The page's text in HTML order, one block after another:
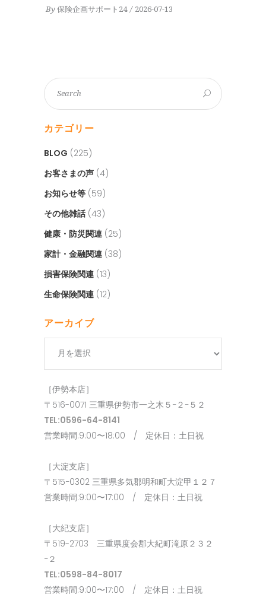
By 保険企画サポート24 2026-07-13
カテゴリー
BLOG (225)
お客さまの声 (4)
お知らせ等 (59)
その他雑話(43)
健康・防災関連 (25)
家計・金融関連 (38)
損害保険関連 (13)
生命保険関連 (12)
アーカイブ
イ
ブ
［伊勢本店］
〒516-0071 三重県伊勢市一之木５−２−５２
TEL:0596-64-8141
営業時間:9:00〜18:00 / 定休日：土日祝
［大淀支店］
〒515−0302 三重県多気郡明和町大淀甲１２７
営業時間:9:00〜17:00 / 定休日：土日祝
［大紀支店］
〒519-2703 三重県度会郡大紀町滝原２３２
−２
TEL:0598-84-8017
営業時間:9:00〜17:00 / 定休日：土日祝